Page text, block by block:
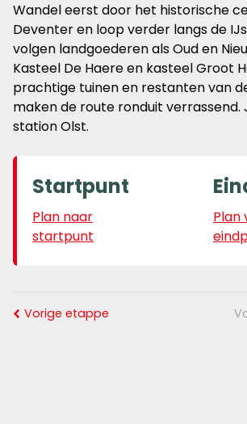
Wandel eerst door het historische
Deventer en loop verder langs de
volgen landgoederen als Oud en
Kasteel De Haere en kasteel Groot
prachtige tuinen en restanten van
maken de route ronduit verrassend.
station Olst.
Startpunt
Plan naar
startpunt
Plan
Vorige etappe